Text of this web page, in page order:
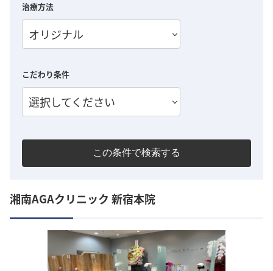
治療方法
オリジナル
こだわり条件
選択してください
この条件で検索する
湘南AGAクリニック 新宿本院